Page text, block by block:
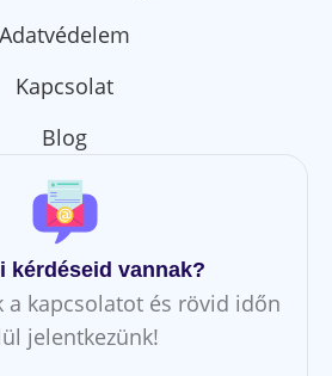
Adatvédelem
Kapcsolat
Blog
kérdéseid vannak?
a kapcsolatot és rövid időn
jelentkezünk!